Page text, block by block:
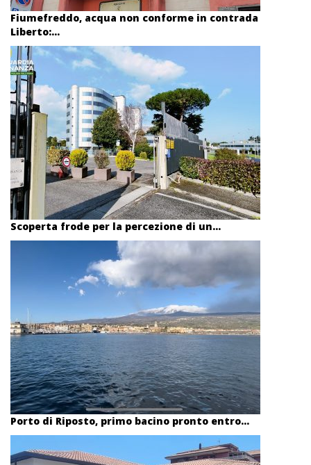
Fiumefreddo, acqua non conforme in contrada
Liberto:...
Scoperta frode per la percezione di un...
Porto di Riposto, primo bacino pronto entro...